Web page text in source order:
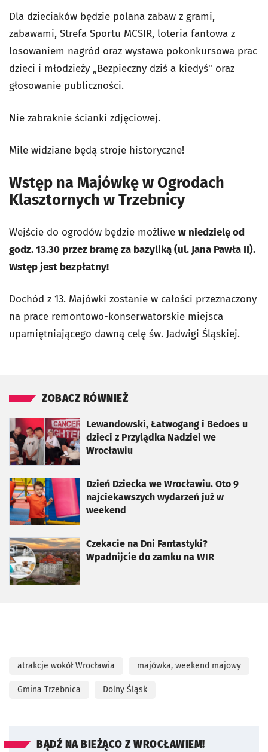
Dla dzieciaków będzie polana zabaw z grami,
zabawami, Strefa Sportu MCSIR, loteria fantowa z
losowaniem nagród oraz wystawa pokonkursowa prac
dzieci i młodzieży „Bezpieczny dziś a kiedyś" oraz
głosowanie publiczności.
Nie zabraknie ścianki zdjęciowej.
Mile widziane będą stroje historyczne!
Wstęp na Majówkę w Ogrodach
Klasztornych w Trzebnicy
Wejście do ogrodów będzie możliwe w niedzielę od
godz. 13.30 przez bramę za bazyliką (ul. Jana Pawła II).
Wstęp jest bezpłatny!
Dochód z 13. Majówki zostanie w całości przeznaczony
na prace remontowo-konserwatorskie miejsca
upamiętniającego dawną celę św. Jadwigi Śląskiej.
ZOBACZ RÓWNIEŻ
Lewandowski, Łatwogang i Bedoes u
dzieci z Przylądka Nadziei we
Wrocławiu
otworzy się w nowej karcie
Dzień Dziecka we Wrocławiu. Oto 9
najciekawszych wydarzeń już w
weekend
otworzy się w nowej karcie
Czekacie na Dni Fantastyki?
Wpadnijcie do zamku na WIR
otworzy się w nowej karcie
atrakcje wokół Wrocławia majówka, weekend majowy
Gmina Trzebnica Dolny Śląsk
BĄDŹ NA BIEŻĄCO Z WROCŁAWIEM!